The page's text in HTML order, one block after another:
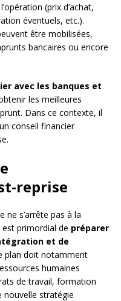
(prix d’achat,
éventuels, etc.).
être mobilisées,
bancaires ou encore
avec les banques et
les meilleures
Dans ce contexte, il
conseil financier
reprise
ne s’arrête pas à la
est primordial de préparer
et de
plan doit notamment
humaines
de travail, formation
nouvelle stratégie